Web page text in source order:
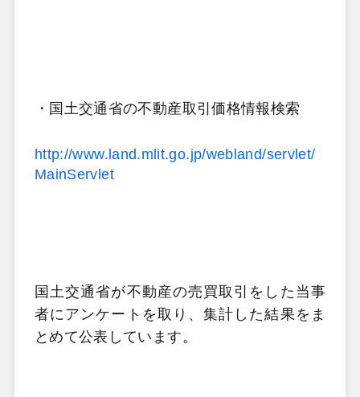
・国土交通省の不動産取引価格情報検索
http://www.land.mlit.go.jp/webland/servlet/
MainServlet
国土交通省が不動産の売買取引をした当事
者にアンケートを取り、集計した結果をま
とめて公表しています。